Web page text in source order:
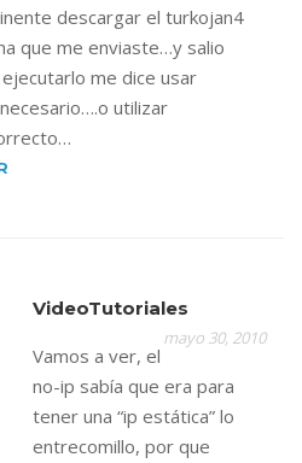
descargar el turkojan4
que me enviaste…y salio
me dice usar
utilizar
VideoTutoriales
mayo 30, 2010
Vamos a ver, el
no-ip sabía que era para
tener una “ip estática” lo
entrecomillo, por que